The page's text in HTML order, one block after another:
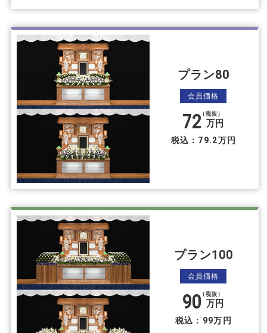
プラン80
会員価格
72 （税抜）
万円
税込：79.2万円
プラン100
会員価格
90（税抜）
万円
税込：99万円